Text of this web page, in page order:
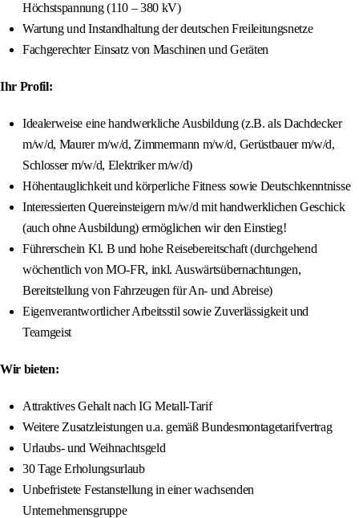
Höchstspannung (110 – 380 kV)
Wartung und Instandhaltung der deutschen Freileitungsnetze
Fachgerechter Einsatz von Maschinen und Geräten
Ihr Profil:
Idealerweise eine handwerkliche Ausbildung (z.B. als Dachdecker
m/w/d, Maurer m/w/d, Zimmermann m/w/d, Gerüstbauer m/w/d,
Schlosser m/w/d, Elektriker m/w/d)
Höhentauglichkeit und körperliche Fitness sowie Deutschkenntnisse
Interessierten Quereinsteigern m/w/d mit handwerklichen Geschick
(auch ohne Ausbildung) ermöglichen wir den Einstieg!
Führerschein Kl. B und hohe Reisebereitschaft (durchgehend
wöchentlich von MO-FR, inkl. Auswärtsübernachtungen,
Bereitstellung von Fahrzeugen für An- und Abreise)
Eigenverantwortlicher Arbeitsstil sowie Zuverlässigkeit und
Teamgeist
Wir bieten:
Attraktives Gehalt nach IG Metall-Tarif
Weitere Zusatzleistungen u.a. gemäß Bundesmontagetarifvertrag
Urlaubs- und Weihnachtsgeld
30 Tage Erholungsurlaub
Unbefristete Festanstellung in einer wachsenden
Unternehmensgruppe